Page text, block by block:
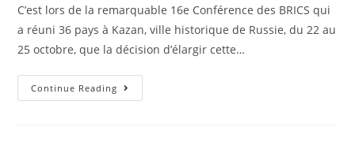
C’est lors de la remarquable 16e Conférence des BRICS qui
a réuni 36 pays à Kazan, ville historique de Russie, du 22 au
25 octobre, que la décision d’élargir cette…
Continue Reading